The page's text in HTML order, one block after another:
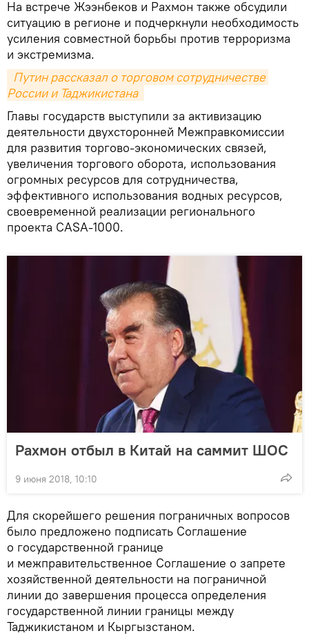
На встрече Жээнбеков и Рахмон также обсудили
ситуацию в регионе и подчеркнули необходимость
усиления совместной борьбы против терроризма
и экстремизма.
России и Таджикистана
Главы государств выступили за активизацию
деятельности двухсторонней Межправкомиссии
для развития торгово-экономических связей,
увеличения торгового оборота, использования
огромных ресурсов для сотрудничества,
эффективного использования водных ресурсов,
своевременной реализации регионального
проекта CASA-1000.
Рахмон отбыл в Китай на саммит ШОС
9 июня 2018, 10:10
Для скорейшего решения пограничных вопросов
было предложено подписать Соглашение
о государственной границе
и межправительственное Соглашение о запрете
хозяйственной деятельности на пограничной
линии до завершения процесса определения
государственной линии границы между
Таджикистаном и Кыргызстаном.